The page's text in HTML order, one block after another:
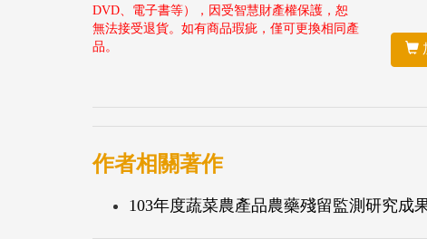
DVD、電子書等），因受智慧財產權保護，恕
無法接受退貨。如有商品瑕疵，僅可更換相同產
品。
作者相關著作
103年度蔬菜農產品農藥殘留監測研究成